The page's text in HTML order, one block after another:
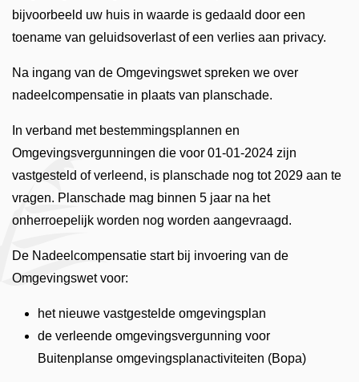
bijvoorbeeld uw huis in waarde is gedaald door een
toename van geluidsoverlast of een verlies aan privacy.
Na ingang van de Omgevingswet spreken we over
nadeelcompensatie in plaats van planschade.
In verband met bestemmingsplannen en
Omgevingsvergunningen die voor 01-01-2024 zijn
vastgesteld of verleend, is planschade nog tot 2029 aan te
vragen. Planschade mag binnen 5 jaar na het
onherroepelijk worden nog worden aangevraagd.
De Nadeelcompensatie start bij invoering van de
Omgevingswet voor:
het nieuwe vastgestelde omgevingsplan
de verleende omgevingsvergunning voor
Buitenplanse omgevingsplanactiviteiten (Bopa)